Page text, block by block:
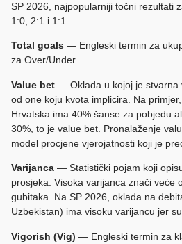
SP 2026, najpopularniji točni rezultati
1:0, 2:1 i 1:1.
Total goals — Engleski termin za
za Over/Under.
Value bet — Oklada u kojoj je stvarna
od one koju kvota implicira. Na
Hrvatska ima 40% šanse za pobjedu
30%, to je value bet. Pronalaženje
model procjene vjerojatnosti koji je
Varijanca — Statistički pojam koji
prosjeka. Visoka varijanca znači veće
gubitaka. Na SP 2026, oklada na
Uzbekistan) ima visoku varijancu jer
Vigorish (Vig) — Engleski termin za